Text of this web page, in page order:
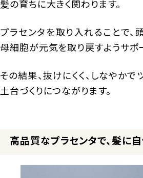
髪の育ちに大きく関わります。
プラセンタを取り入れることで、
母細胞が元気を取り戻すようサポ
その結果、抜けにくく、しなやか
土台づくりにつながります。
高品質なプラセンタで、髪に